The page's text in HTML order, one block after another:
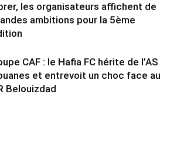
les organisateurs affichent de
ambitions pour la 5ème
CAF : le Hafia FC hérite de l’AS
et entrevoit un choc face au
Belouizdad